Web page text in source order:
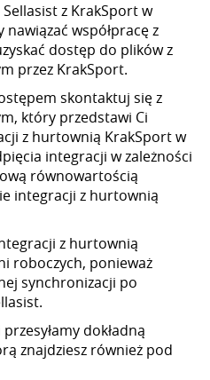
z KrakSport w
współpracę z
dostęp do plików z
przez KrakSport.
skontaktuj się z
który przedstawi Ci
z hurtownią KrakSport w
integracji w zależności
równowartością
integracji z hurtownią
z hurtownią
roboczych, ponieważ
synchronizacji po
dokładną
znajdziesz również pod